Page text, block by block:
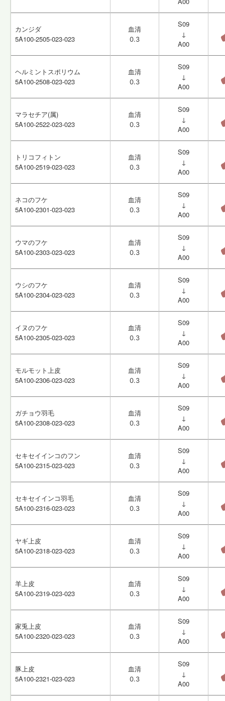
カンジダ
5A100-2505-023-023
血清
0.3
S09
↓
A00
ヘルミントスポリウム
5A100-2508-023-023
血清
0.3
S09
↓
A00
マラセチア(属)
5A100-2522-023-023
血清
0.3
S09
↓
A00
トリコフィトン
5A100-2519-023-023
血清
0.3
S09
↓
A00
ネコのフケ
5A100-2301-023-023
血清
0.3
S09
↓
A00
ウマのフケ
5A100-2303-023-023
血清
0.3
S09
↓
A00
ウシのフケ
5A100-2304-023-023
血清
0.3
S09
↓
A00
イヌのフケ
5A100-2305-023-023
血清
0.3
S09
↓
A00
モルモット上皮
5A100-2306-023-023
血清
0.3
S09
↓
A00
ガチョウ羽毛
5A100-2308-023-023
血清
0.3
S09
↓
A00
セキセイインコのフン
5A100-2315-023-023
血清
0.3
S09
↓
A00
セキセイインコ羽毛
5A100-2316-023-023
血清
0.3
S09
↓
A00
ヤギ上皮
5A100-2318-023-023
血清
0.3
S09
↓
A00
羊上皮
5A100-2319-023-023
血清
0.3
S09
↓
A00
家兎上皮
5A100-2320-023-023
血清
0.3
S09
↓
A00
豚上皮
5A100-2321-023-023
血清
0.3
S09
↓
A00
カンジダ
5A100-2505-023-023
血清
0.3
S09
↓
A00
ヘルミントスポリウム
5A100-2508-023-023
血清
0.3
S09
↓
A00
マラセチア(属)
5A100-2522-023-023
血清
0.3
S09
↓
A00
トリコフィトン
5A100-2519-023-023
血清
0.3
S09
↓
A00
ネコのフケ
5A100-2301-023-023
血清
0.3
S09
↓
A00
ウマのフケ
5A100-2303-023-023
血清
0.3
S09
↓
A00
ウシのフケ
5A100-2304-023-023
血清
0.3
S09
↓
A00
イヌのフケ
5A100-2305-023-023
血清
0.3
S09
↓
A00
モルモット上皮
5A100-2306-023-023
血清
0.3
S09
↓
A00
ガチョウ羽毛
5A100-2308-023-023
血清
0.3
S09
↓
A00
セキセイインコのフン
5A100-2315-023-023
血清
0.3
S09
↓
A00
セキセイインコ羽毛
5A100-2316-023-023
血清
0.3
S09
↓
A00
ヤギ上皮
5A100-2318-023-023
血清
0.3
S09
↓
A00
羊上皮
5A100-2319-023-023
血清
0.3
S09
↓
A00
家兎上皮
5A100-2320-023-023
血清
0.3
S09
↓
A00
豚上皮
5A100-2321-023-023
血清
0.3
S09
↓
A00